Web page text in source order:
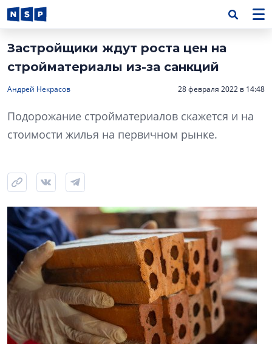
Застройщики ждут роста цен на
стройматериалы из-за санкций
Андрей Некрасов 28 февраля 2022 в 14:48
Подорожание стройматериалов скажется и на
стоимости жилья на первичном рынке.